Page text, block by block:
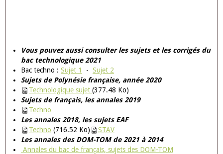
Vous pouvez aussi consulter les sujets et les corrigés du
bac technologique 2021
Bac techno : Sujet 1 - Sujet 2
Sujets de Polynésie française, année 2020
Technologique sujet (377.48 Ko)
Sujets de français, les annales 2019
Techno
Les annales 2018, les sujets EAF
Techno (716.52 Ko)
STAV
Les annales des DOM-TOM de 2021 à 2014
Annales du bac de français, sujets des DOM-TOM